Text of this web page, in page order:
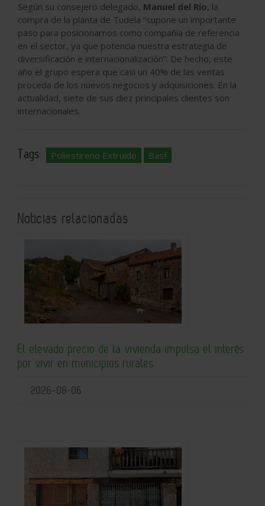
Según su consejero delegado, Manuel del Río, la
compra de la planta de Tudela “supone un importante
paso para posicionarnos como compañía de referencia
en el sector, ya que potencia nuestra estrategia de
diversificación e internacionalización”. De hecho, este
año el grupo espera que casi un 40% de las ventas
proceda de los nuevos negocios y adquisiciones. En la
actualidad, siete de sus diez principales clientes son
internacionales.
Tags: Poliestireno Extruido Basf
Noticias relacionadas
El elevado precio de la vivienda impulsa el interés
por vivir en municipios rurales
2026-08-06